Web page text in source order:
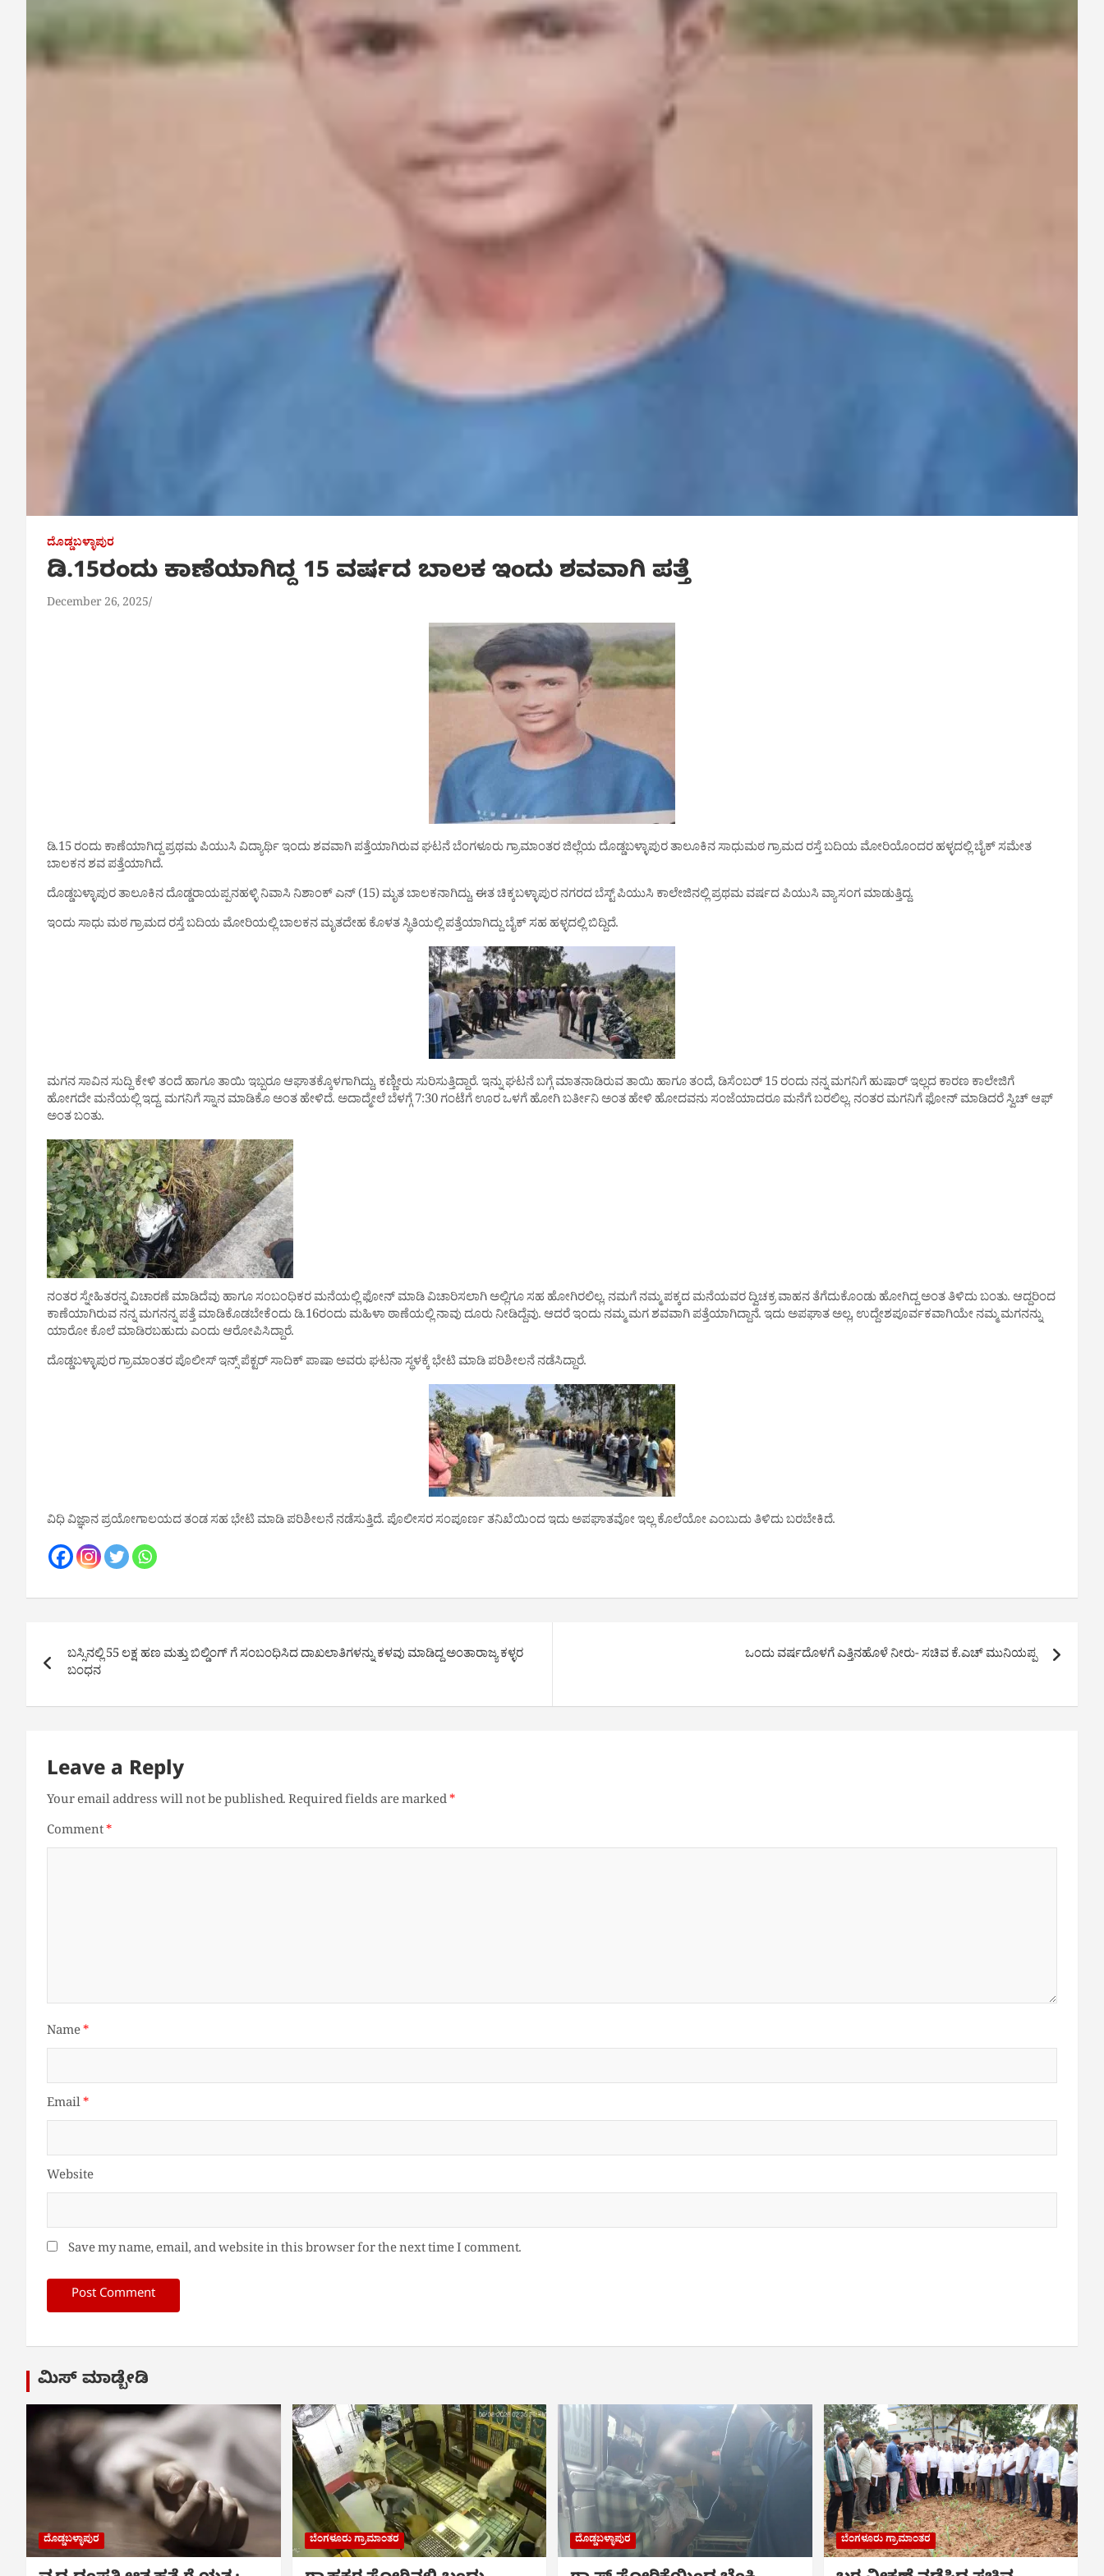
ದೊಡ್ಡಬಳ್ಳಾಪುರ
ಡಿ.15ರಂದು ಕಾಣೆಯಾಗಿದ್ದ 15 ವರ್ಷದ ಬಾಲಕ ಇಂದು ಶವವಾಗಿ ಪತ್ತೆ
December 26, 2025
ಡಿ.15 ರಂದು ಕಾಣೆಯಾಗಿದ್ದ ಪ್ರಥಮ ಪಿಯುಸಿ ವಿದ್ಯಾರ್ಥಿ ಇಂದು ಶವವಾಗಿ ಪತ್ತೆಯಾಗಿರುವ ಘಟನೆ ಬೆಂಗಳೂರು ಗ್ರಾಮಾಂತರ ಜಿಲ್ಲೆಯ ದೊಡ್ಡಬಳ್ಳಾಪುರ ತಾಲೂಕಿನ ಸಾಧುಮಠ ಗ್ರಾಮದ ರಸ್ತೆ ಬದಿಯ ಮೋರಿಯೊಂದರ ಹಳ್ಳದಲ್ಲಿ ಬೈಕ್ ಸಮೇತ
ಬಾಲಕನ ಶವ ಪತ್ತೆಯಾಗಿದೆ.
ದೊಡ್ಡಬಳ್ಳಾಪುರ ತಾಲೂಕಿನ ದೊಡ್ಡರಾಯಪ್ಪನಹಳ್ಳಿ ನಿವಾಸಿ ನಿಶಾಂಕ್ ಎನ್ (15) ಮೃತ ಬಾಲಕನಾಗಿದ್ದು, ಈತ ಚಿಕ್ಕಬಳ್ಳಾಪುರ ನಗರದ ಬೆಸ್ಟ್ ಪಿಯುಸಿ ಕಾಲೇಜಿನಲ್ಲಿ ಪ್ರಥಮ ವರ್ಷದ ಪಿಯುಸಿ ವ್ಯಾಸಂಗ ಮಾಡುತ್ತಿದ್ದ.
ಇಂದು ಸಾಧು ಮಠ ಗ್ರಾಮದ ರಸ್ತೆ ಬದಿಯ ಮೋರಿಯಲ್ಲಿ ಬಾಲಕನ ಮೃತದೇಹ ಕೊಳತ ಸ್ಥಿತಿಯಲ್ಲಿ ಪತ್ತೆಯಾಗಿದ್ದು ಬೈಕ್ ಸಹ ಹಳ್ಳದಲ್ಲಿ ಬಿದ್ದಿದೆ.
ಮಗನ ಸಾವಿನ ಸುದ್ದಿ ಕೇಳಿ ತಂದೆ ಹಾಗೂ ತಾಯಿ ಇಬ್ಬರೂ ಆಘಾತಕ್ಕೊಳಗಾಗಿದ್ದು, ಕಣ್ಣೀರು ಸುರಿಸುತ್ತಿದ್ದಾರೆ. ಇನ್ನು ಘಟನೆ ಬಗ್ಗೆ ಮಾತನಾಡಿರುವ ತಾಯಿ ಹಾಗೂ ತಂದೆ, ಡಿಸೆಂಬರ್ 15 ರಂದು ನನ್ನ ಮಗನಿಗೆ ಹುಷಾರ್ ಇಲ್ಲದ ಕಾರಣ ಕಾಲೇಜಿಗೆ
ಹೋಗದೇ ಮನೆಯಲ್ಲಿ ಇದ್ದ. ಮಗನಿಗೆ ಸ್ನಾನ ಮಾಡಿಕೊ ಅಂತ ಹೇಳಿದೆ. ಅದಾದ್ಮೇಲೆ ಬೆಳಗ್ಗೆ 7:30 ಗಂಟೆಗೆ ಊರ ಒಳಗೆ ಹೋಗಿ ಬರ್ತೀನಿ ಅಂತ ಹೇಳಿ ಹೋದವನು ಸಂಜೆಯಾದರೂ ಮನೆಗೆ ಬರಲಿಲ್ಲ. ನಂತರ ಮಗನಿಗೆ ಫೋನ್‌ ಮಾಡಿದರೆ ಸ್ವಿಚ್‌ ಆಫ್‌
ಅಂತ ಬಂತು.
ನಂತರ ಸ್ನೇಹಿತರನ್ನ ವಿಚಾರಣೆ ಮಾಡಿದೆವು ಹಾಗೂ ಸಂಬಂಧಿಕರ ಮನೆಯಲ್ಲಿ ಫೋನ್ ಮಾಡಿ ವಿಚಾರಿಸಲಾಗಿ ಅಲ್ಲಿಗೂ ಸಹ ಹೋಗಿರಲಿಲ್ಲ. ನಮಗೆ ನಮ್ಮ ಪಕ್ಕದ ಮನೆಯವರ ದ್ವಿಚಕ್ರ ವಾಹನ ತೆಗೆದುಕೊಂಡು ಹೋಗಿದ್ದ ಅಂತ ತಿಳಿದು ಬಂತು. ಆದ್ದರಿಂದ
ಕಾಣೆಯಾಗಿರುವ ನನ್ನ ಮಗನನ್ನ ಪತ್ತೆ ಮಾಡಿಕೊಡಬೇಕೆಂದು ಡಿ.16ರಂದು ಮಹಿಳಾ ಠಾಣೆಯಲ್ಲಿ ನಾವು ದೂರು ನೀಡಿದ್ದೆವು. ಆದರೆ ಇಂದು ನಮ್ಮ ಮಗ ಶವವಾಗಿ ಪತ್ತೆಯಾಗಿದ್ದಾನೆ. ಇದು ಅಪಘಾತ ಅಲ್ಲ, ಉದ್ದೇಶಪೂರ್ವಕವಾಗಿಯೇ ನಮ್ಮ ಮಗನನ್ನು
ಯಾರೋ ಕೊಲೆ ಮಾಡಿರಬಹುದು ಎಂದು ಆರೋಪಿಸಿದ್ದಾರೆ.
ದೊಡ್ಡಬಳ್ಳಾಪುರ ಗ್ರಾಮಾಂತರ ಪೊಲೀಸ್ ಇನ್ಸ್ ಪೆಕ್ಟರ್ ಸಾದಿಕ್ ಪಾಷಾ ಅವರು ಘಟನಾ ಸ್ಥಳಕ್ಕೆ ಭೇಟಿ ಮಾಡಿ ಪರಿಶೀಲನೆ ನಡೆಸಿದ್ದಾರೆ.
ವಿಧಿ ವಿಜ್ಞಾನ ಪ್ರಯೋಗಾಲಯದ ತಂಡ ಸಹ ಭೇಟಿ ಮಾಡಿ ಪರಿಶೀಲನೆ ನಡೆಸುತ್ತಿದೆ. ಪೊಲೀಸರ ಸಂಪೂರ್ಣ ತನಿಖೆಯಿಂದ ಇದು ಅಪಘಾತವೋ ಇಲ್ಲ ಕೊಲೆಯೋ ಎಂಬುದು ತಿಳಿದು ಬರಬೇಕಿದೆ.
Post
navigation
ಬಸ್ಸಿನಲ್ಲಿ 55 ಲಕ್ಷ ಹಣ ಮತ್ತು ಬಿಲ್ಡಿಂಗ್ ಗೆ ಸಂಬಂಧಿಸಿದ ದಾಖಲಾತಿಗಳನ್ನು ಕಳವು ಮಾಡಿದ್ದ ಅಂತಾರಾಜ್ಯ ಕಳ್ಳರ
ಬಂಧನ
ಒಂದು ವರ್ಷದೊಳಗೆ ಎತ್ತಿನಹೊಳೆ ನೀರು- ಸಚಿವ ಕೆ.ಎಚ್ ಮುನಿಯಪ್ಪ
Leave a Reply
Your email address will not be published.Required fields are marked*
Comment*
Name*
Email*
Website
Save my name, email, and website in this browser for the next time I comment.
ಮಿಸ್ ಮಾಡ್ಬೇಡಿ
ದೊಡ್ಡಬಳ್ಳಾಪುರ ಬೆಂಗಳೂರು ಗ್ರಾಮಾಂತರ ದೊಡ್ಡಬಳ್ಳಾಪುರ ಬೆಂಗಳೂರು ಗ್ರಾಮಾಂತರ